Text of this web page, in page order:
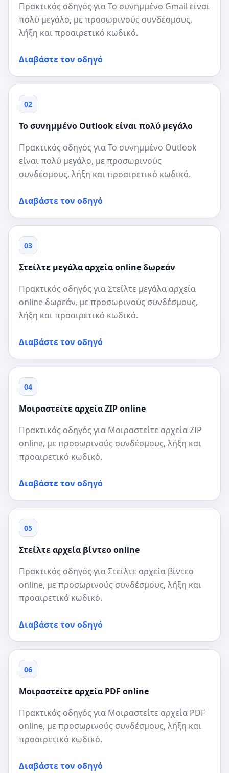
Πρακτικός οδηγός για Το συνημμένο Gmail είναι
πολύ μεγάλο, με προσωρινούς συνδέσμους,
λήξη και προαιρετικό κωδικό.
Διαβάστε τον οδηγό
02
Το συνημμένο Outlook είναι πολύ μεγάλο
Πρακτικός οδηγός για Το συνημμένο Outlook
είναι πολύ μεγάλο, με προσωρινούς
συνδέσμους, λήξη και προαιρετικό κωδικό.
Διαβάστε τον οδηγό
03
Στείλτε μεγάλα αρχεία online δωρεάν
Πρακτικός οδηγός για Στείλτε μεγάλα αρχεία
online δωρεάν, με προσωρινούς συνδέσμους,
λήξη και προαιρετικό κωδικό.
Διαβάστε τον οδηγό
04
Μοιραστείτε αρχεία ZIP online
Πρακτικός οδηγός για Μοιραστείτε αρχεία ZIP
online, με προσωρινούς συνδέσμους, λήξη και
προαιρετικό κωδικό.
Διαβάστε τον οδηγό
05
Στείλτε αρχεία βίντεο online
Πρακτικός οδηγός για Στείλτε αρχεία βίντεο
online, με προσωρινούς συνδέσμους, λήξη και
προαιρετικό κωδικό.
Διαβάστε τον οδηγό
06
Μοιραστείτε αρχεία PDF online
Πρακτικός οδηγός για Μοιραστείτε αρχεία PDF
online, με προσωρινούς συνδέσμους, λήξη και
προαιρετικό κωδικό.
Διαβάστε τον οδηγό